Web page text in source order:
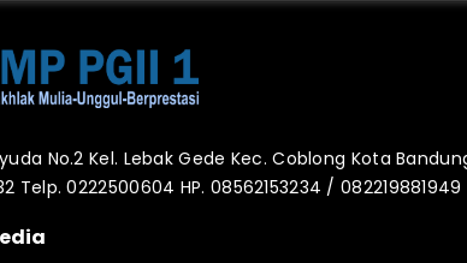
No.2 Kel. Lebak Gede Kec. Coblong Kota
Telp. 0222500604 HP. 08562153234 / 082219881949